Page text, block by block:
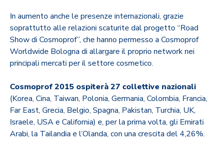
In aumento anche le presenze internazionali, grazie
soprattutto alle relazioni scaturite dal progetto “Road
Show di Cosmoprof”, che hanno permesso a Cosmoprof
Worldwide Bologna di allargare il proprio network nei
principali mercati per il settore cosmetico.
Cosmoprof 2015 ospiterà 27 collettive nazionali
(Korea, Cina, Taiwan, Polonia, Germania, Colombia, Francia,
Far East, Grecia, Belgio, Spagna, Pakistan, Turchia, UK,
Israele, USA e California) e, per la prima volta, gli Emirati
Arabi, la Tailandia e l’Olanda, con una crescita del 4,26%.